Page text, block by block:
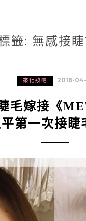
籤: 無感接
來化妝吧 2016-
毛嫁接《
第一次接睫